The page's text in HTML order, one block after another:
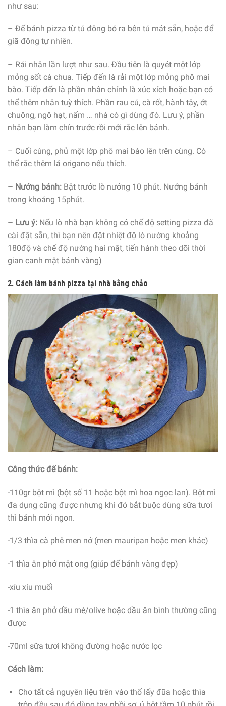
như sau:
– Đế bánh pizza từ tủ đông bỏ ra bên tủ mát sẵn, hoặc để
giã đông tự nhiên.
– Rải nhân lần lượt như sau. Đầu tiên là quyét một lớp
mỏng sốt cà chua. Tiếp đến là rải một lớp mỏng phô mai
bào. Tiếp đến là phần nhân chính là xúc xích hoặc bạn có
thể thêm nhân tuỳ thích. Phần rau củ, cà rốt, hành tây, ớt
chuông, ngô hạt, nấm … nhà có gì dùng đó. Lưu ý, phần
nhân bạn làm chín trước rồi mới rắc lên bánh.
– Cuối cùng, phủ một lớp phô mai bào lên trên cùng. Có
thể rắc thêm lá origano nếu thích.
– Nướng bánh: Bật trước lò nướng 10 phút. Nướng bánh
trong khoảng 15phút.
– Lưu ý: Nếu lò nhà bạn không có chế độ setting pizza đã
cài đặt sẵn, thì bạn nên đặt nhiệt độ lò nướng khoảng
180độ và chế độ nướng hai mặt, tiến hành theo dõi thời
gian canh mặt bánh vàng)
2. Cách làm bánh pizza tại nhà bằng chảo
Công thức đế bánh:
-110gr bột mì (bột số 11 hoặc bột mì hoa ngọc lan). Bột mì
đa dụng cũng được nhưng khi đó bắt buộc dùng sữa tươi
thì bánh mới ngon.
-1/3 thìa cà phê men nở (men mauripan hoặc men khác)
-1 thìa ăn phở mật ong (giúp đế bánh vàng đẹp)
-xíu xiu muối
-1 thìa ăn phở dầu mè/olive hoặc dầu ăn bình thường cũng
được
-70ml sữa tươi không đường hoặc nước lọc
Cách làm:
Cho tất cả nguyên liệu trên vào thố lấy đũa hoặc thìa